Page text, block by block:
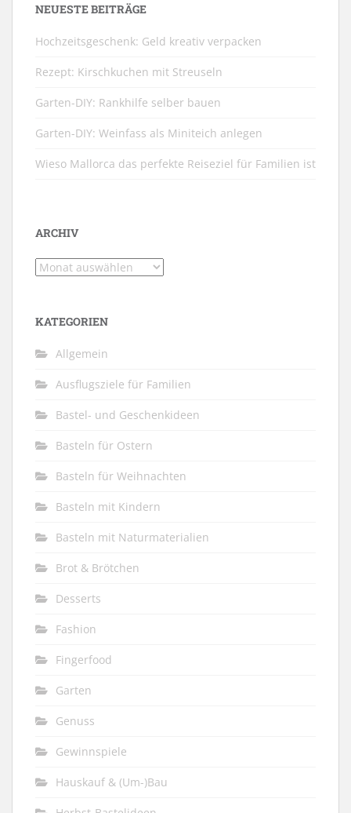
NEUESTE BEITRÄGE
Hochzeitsgeschenk: Geld kreativ verpacken
Rezept: Kirschkuchen mit Streuseln
Garten-DIY: Rankhilfe selber bauen
Garten-DIY: Weinfass als Miniteich anlegen
Wieso Mallorca das perfekte Reiseziel für Familien ist
ARCHIV
Archiv
KATEGORIEN
Allgemein
Ausflugsziele für Familien
Bastel- und Geschenkideen
Basteln für Ostern
Basteln für Weihnachten
Basteln mit Kindern
Basteln mit Naturmaterialien
Brot & Brötchen
Desserts
Fashion
Fingerfood
Garten
Genuss
Gewinnspiele
Hauskauf & (Um-)Bau